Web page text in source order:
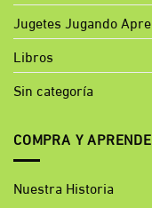
Jugetes Jugando
Libros
Sin categoría
COMPRA Y APRENDE
Nuestra Historia